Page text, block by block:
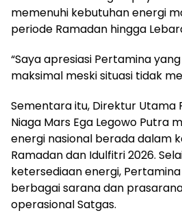
memenuhi kebutuhan energi
periode Ramadan hingga
“Saya apresiasi Pertamina
maksimal meski situasi tidak
Sementara itu, Direktur Utama
Niaga Mars Ega Legowo Putra
energi nasional berada dalam
Ramadan dan Idulfitri 2026.
ketersediaan energi,
berbagai sarana dan
operasional Satgas.